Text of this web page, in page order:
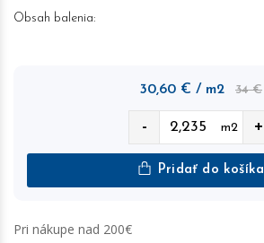
Obsah balenia:
30,60 € / m2 34 €
- m2 +
Pridať do košíka
Pri nákupe nad 200€